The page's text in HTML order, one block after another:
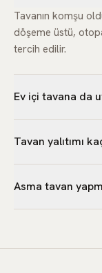
Tavanın komşu
döşeme üstü,
tercih edilir.
Ev içi tavana da
uygulanabilir.
Tavan yalıtımı
döşeme üstü
edilebilir.
Asma tavan
doğrudan